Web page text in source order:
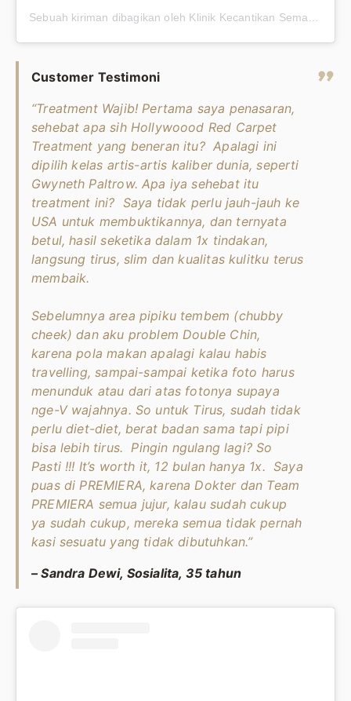
Customer Testimoni
“Treatment Wajib! Pertama saya penasaran,
sehebat apa sih Hollywoood Red Carpet
Treatment yang beneran itu? Apalagi ini
dipilih kelas artis-artis kaliber dunia, seperti
Gwyneth Paltrow. Apa iya sehebat itu
treatment ini? Saya tidak perlu jauh-jauh ke
USA untuk membuktikannya, dan ternyata
betul, hasil seketika dalam 1x tindakan,
langsung tirus, slim dan kualitas kulitku terus
membaik.
Sebelumnya area pipiku tembem (chubby
cheek) dan aku problem Double Chin,
karena pola makan apalagi kalau habis
travelling, sampai-sampai ketika foto harus
menunduk atau dari atas fotonya supaya
nge-V wajahnya. So untuk Tirus, sudah tidak
perlu diet-diet, berat badan sama tapi pipi
bisa lebih tirus. Pingin ngulang lagi? So
Pasti !!! It’s worth it, 12 bulan hanya 1x. Saya
puas di PREMIERA, karena Dokter dan Team
PREMIERA semua jujur, kalau sudah cukup
ya sudah cukup, mereka semua tidak pernah
kasi sesuatu yang tidak dibutuhkan.”
– Sandra Dewi, Sosialita, 35 tahun